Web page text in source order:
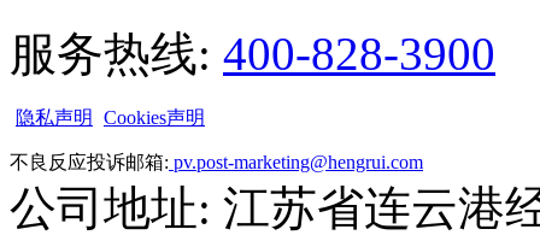
服务热线: 400-828-3900
隐私声明 Cookies声明
不良反应投诉邮箱: pv.post-marketing@hengrui.com
公司地址: 江苏省连云港